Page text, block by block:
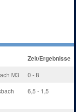
Zeit/Ergebnisse
M3
0 - 8
6,5 - 1,5